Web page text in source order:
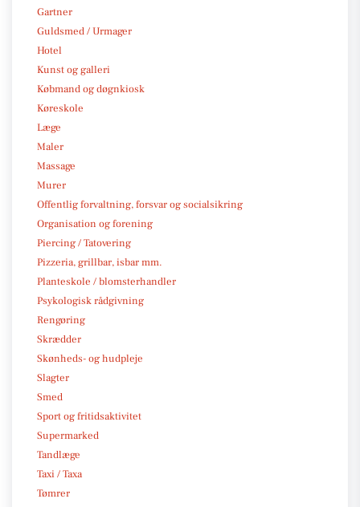
Gartner
Guldsmed / Urmager
Hotel
Kunst og galleri
Købmand og døgnkiosk
Køreskole
Læge
Maler
Massage
Murer
Offentlig forvaltning, forsvar og socialsikring
Organisation og forening
Piercing / Tatovering
Pizzeria, grillbar, isbar mm.
Planteskole / blomsterhandler
Psykologisk rådgivning
Rengøring
Skrædder
Skønheds- og hudpleje
Slagter
Smed
Sport og fritidsaktivitet
Supermarked
Tandlæge
Taxi / Taxa
Tømrer